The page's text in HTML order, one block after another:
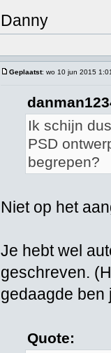
Danny
Geplaatst: wo 10 jun 2015
Ik schijn
PSD
begrepen?
Niet op het
Je hebt wel
geschreven.
gedaagde ben
Quote: